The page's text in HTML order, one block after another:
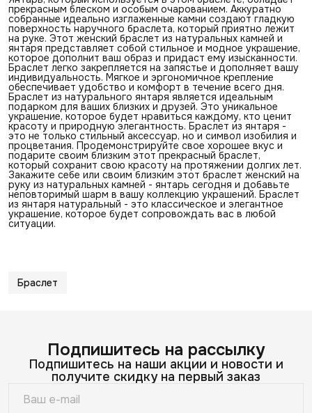
прекрасным блеском и особым очарованием. Аккуратно
собранные идеально изглаженные камни создают гладкую
поверхность наручного браслета, который приятно лежит
на руке. Этот женский браслет из натуральных камней и
янтаря представляет собой стильное и модное украшение,
которое дополнит ваш образ и придаст ему изысканности.
Браслет легко закрепляется на запястье и дополняет вашу
индивидуальность. Мягкое и эргономичное крепление
обеспечивает удобство и комфорт в течение всего дня.
Браслет из натурального янтаря является идеальным
подарком для ваших близких и друзей. Это уникальное
украшение, которое будет нравиться каждому, кто ценит
красоту и природную элегантность. Браслет из янтаря -
это не только стильный аксессуар, но и символ изобилия и
процветания. Продемонстрируйте свое хорошее вкус и
подарите своим близким этот прекрасный браслет,
который сохранит свою красоту на протяжении долгих лет.
Закажите себе или своим близким этот браслет женский на
руку из натуральных камней - янтарь сегодня и добавьте
неповторимый шарм в вашу коллекцию украшений. Браслет
из янтаря натуральный - это классическое и элегантное
украшение, которое будет сопровождать вас в любой
ситуации.
Браслет
Подпишитесь на рассылку
Подпишитесь на наши акции и новости и
получите скидку на первый заказ